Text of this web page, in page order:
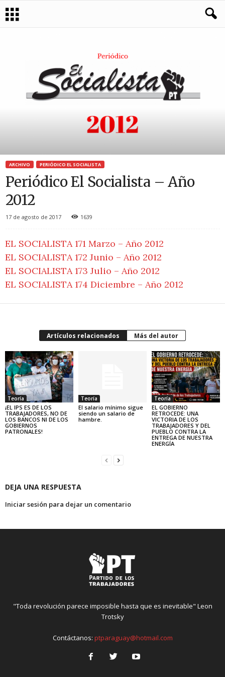
ARCHIVO PERIÓDICO EL SOCIALISTA
Periódico El Socialista – Año
2012
17 de agosto de 2017 1639
EL SOCIALISTA 171 Marzo – Año 2012
EL SOCIALISTA 172 Junio – Año 2012
EL SOCIALISTA 173 Julio – Año 2012
EL SOCIALISTA 174 Diciembre – Año 2012
Artículos relacionados Más del autor
Teoría
¡EL IPS ES DE LOS
TRABAJADORES, NO DE
LOS BANCOS NI DE LOS
GOBIERNOS
PATRONALES!
Teoría
El salario mínimo sigue
siendo un salario de
hambre.
Teoría
EL GOBIERNO
RETROCEDE: UNA
VICTORIA DE LOS
TRABAJADORES Y DEL
PUEBLO CONTRA LA
ENTREGA DE NUESTRA
ENERGÍA
DEJA UNA RESPUESTA
Iniciar sesión para dejar un comentario
"Toda revolución parece imposible hasta que es inevitable" Leon
Trotsky
Contáctanos: ptparaguay@hotmail.com